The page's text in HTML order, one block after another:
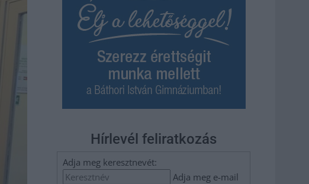
Hírlevél feliratkozás
Adja meg keresztnevét:
Adja meg e-mail